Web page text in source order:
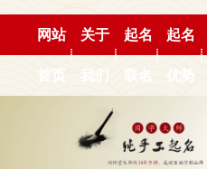
网站
首页
关于
我们
起名
取名
起名
优势